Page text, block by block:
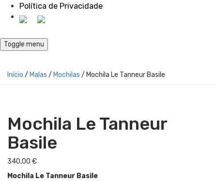
Política de Privacidade
Toggle menu
Início / Malas / Mochilas / Mochila Le Tanneur Basile
Mochila Le Tanneur
Basile
340,00 €
Mochila Le Tanneur Basile